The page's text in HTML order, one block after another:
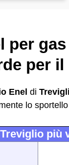
per
per
Enel di
lo
più